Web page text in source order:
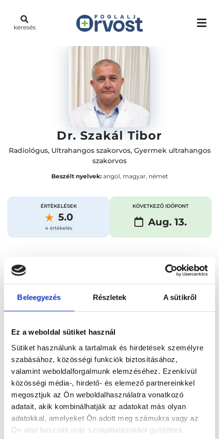
Beleegyezés Részletek A sütikről
Ez a weboldal sütiket használ
Sütiket használunk a tartalmak és hirdetések személyre
szabásához, közösségi funkciók biztosításához,
valamint weboldalforgalmunk elemzéséhez. Ezenkívül
közösségi média-, hirdető- és elemező partnereinkkel
megosztjuk az Ön weboldalhasználatra vonatkozó
adatait, akik kombinálhatják az adatokat más olyan
adatokkal, amelyeket Ön adott meg számukra vagy az
Ön által használt más szolgáltatásokból gyűjtöttek.
keresés
Dr. Szakál Tibor
Radiológus, Ultrahangos szakorvos, Gyermek ultrahangos
szakorvos
Beszélt nyelvek:angol, magyar, német
ÉRTÉKELÉSEK
5.0
4 értékelés
KÖVETKEZŐ IDŐPONT
Aug. 13.
Vélemények
Foglalj időpontot
Összes szakterület
Főoldal Orvosok Radiológus
Radiológus, Budapest, II. kerület Dr. Szakál Tibor